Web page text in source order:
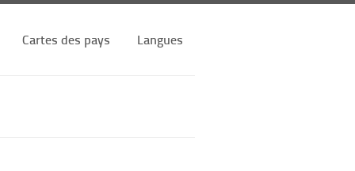
Cartes des pays Langues